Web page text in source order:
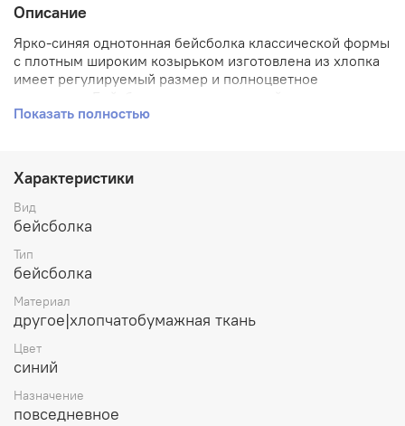
Описание
Ярко-синяя однотонная бейсболка классической формы
с плотным широким козырьком изготовлена из хлопка
имеет регулируемый размер и полноцветное
занятий спортом, так и для повседневного ношения.
и стиль.
Материал: Хлопок
Размер: Регулируемый
Фасон: Классический
Ярко-синяя однотонная бейсболка
Натуральные материалы, регулируемый размер,
качественный пошив и более чем доступная цена,
делают приобретение данной бейсболки отличным и
Вам долгое время.
Показать полностью
Характеристики
Вид
бейсболка
Тип
бейсболка
Материал
другое|хлопчатобумажная ткань
Цвет
синий
Назначение
повседневное